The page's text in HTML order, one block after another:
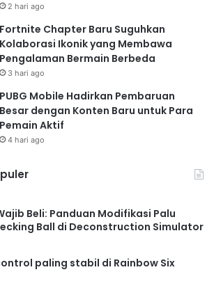
2 hari ago
Fortnite Chapter Baru Suguhkan
Kolaborasi Ikonik yang Membawa
Pengalaman Bermain Berbeda
3 hari ago
PUBG Mobile Hadirkan Pembaruan
Besar dengan Konten Baru untuk Para
Pemain Aktif
4 hari ago
Beli: Panduan Modifikasi Palu
Ball di Deconstruction Simulator
paling stabil di Rainbow Six